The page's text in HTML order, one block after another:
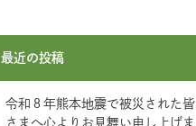
最近の投稿
令和８年熊本地震で被災された皆
さまへ心よりお見舞い申し上げま